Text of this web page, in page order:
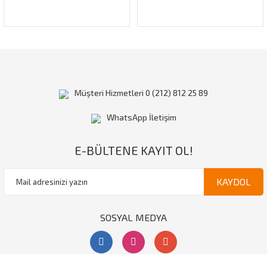
Müşteri Hizmetleri 0 (212) 812 25 89
WhatsApp İletişim
E-BÜLTENE KAYIT OL!
KAYDOL
SOSYAL MEDYA